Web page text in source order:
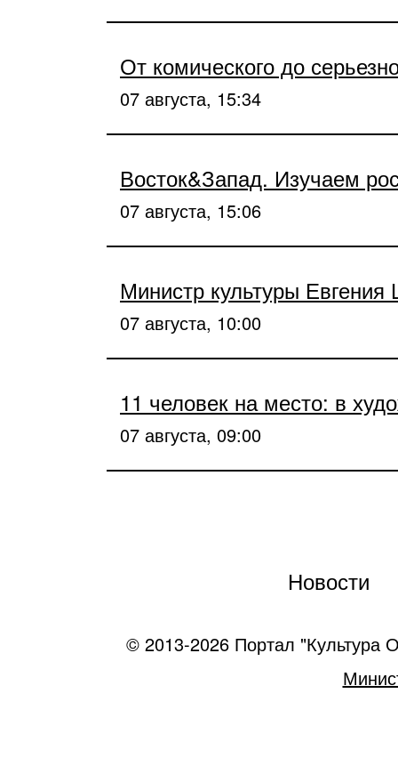
От комического до
07 августа, 15:34
Восток&Запад. Изучаем
07 августа, 15:06
Министр культуры
07 августа, 10:00
11 человек на место: в
07 августа, 09:00
Новости
© 2013-2026 Портал "Культура